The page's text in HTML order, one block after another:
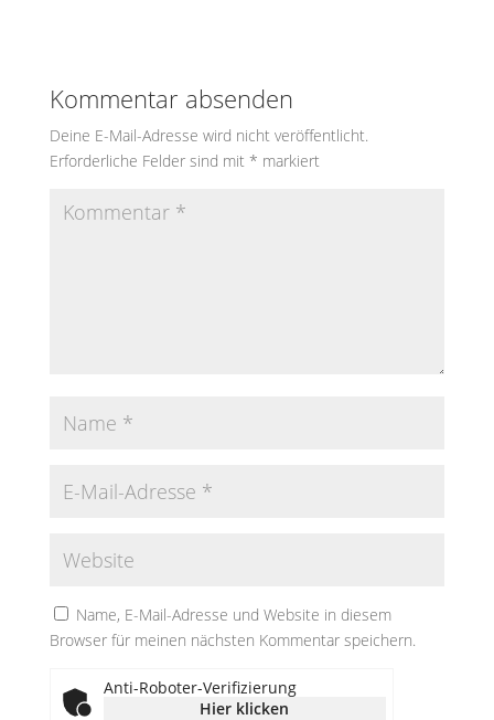
Kommentar absenden
Deine E-Mail-Adresse wird nicht veröffentlicht.
Erforderliche Felder sind mit * markiert
Name, E-Mail-Adresse und Website in diesem
Browser für meinen nächsten Kommentar speichern.
Anti-Roboter-Verifizierung
Hier klicken